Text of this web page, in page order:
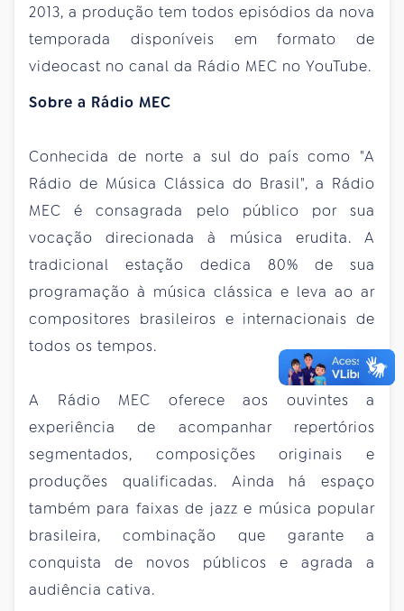
2013, a produção tem todos episódios da nova
temporada disponíveis em formato de
videocast no canal da Rádio MEC no YouTube.
Sobre a Rádio MEC
Conhecida de norte a sul do país como "A
Rádio de Música Clássica do Brasil", a Rádio
MEC é consagrada pelo público por sua
vocação direcionada à música erudita. A
tradicional estação dedica 80% de sua
programação à música clássica e leva ao ar
compositores brasileiros e internacionais de
todos os tempos.
A Rádio MEC oferece aos ouvintes a
experiência de acompanhar repertórios
segmentados, composições originais e
produções qualificadas. Ainda há espaço
também para faixas de jazz e música popular
brasileira, combinação que garante a
conquista de novos públicos e agrada a
audiência cativa.